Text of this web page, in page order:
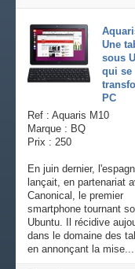
Une
sous
qui se
PC
Ref : Aquaris M10
Marque : BQ
Prix : 250
En juin dernier,
lançait, en partenariat
Canonical, le premier
smartphone tournant
Ubuntu. Il récidive
dans le domaine des
en annonçant la mise...